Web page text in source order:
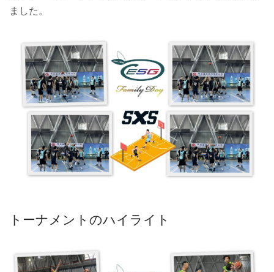
ました。
トーナメントのハイライト